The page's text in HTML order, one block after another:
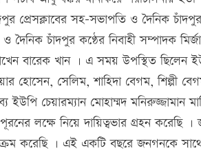
প্রেসক্লাবের সহ-সভাপতি ও দৈনিক
ও দৈনিক চাঁদপুর কণ্ঠের নিবাহী সম্পাদক
বারেক খান । এ সময় উপস্থিত ছিলেন
হোসেন, সেলিম, শাহিদা বেগম, শিল্পী
ইউপি চেয়ারম্যান মোহাম্মদ মনিরুজ্জামান
লক্ষে নিয়ে দায়িত্বভার গ্রহন
করেছি । এই একটি বছরে জনগনকে সাথে